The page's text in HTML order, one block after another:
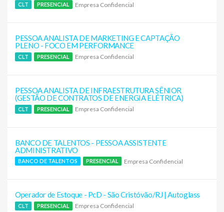
CLT PRESENCIAL Empresa Confidencial
PESSOA ANALISTA DE MARKETING E CAPTAÇÃO
PLENO - FOCO EM PERFORMANCE
CLT PRESENCIAL Empresa Confidencial
PESSOA ANALISTA DE INFRAESTRUTURA SÊNIOR
(GESTÃO DE CONTRATOS DE ENERGIA ELÉTRICA)
CLT PRESENCIAL Empresa Confidencial
BANCO DE TALENTOS - PESSOA ASSISTENTE
ADMINISTRATIVO
BANCO DE TALENTOS PRESENCIAL Empresa Confidencial
Operador de Estoque - PcD - São Cristóvão/RJ | Autoglass
CLT PRESENCIAL Empresa Confidencial